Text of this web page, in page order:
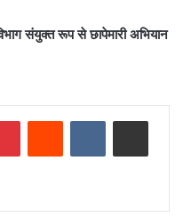
संयुक्त रूप से छापेमारी अभियान
PinterestReddit VKontakteShare via Email